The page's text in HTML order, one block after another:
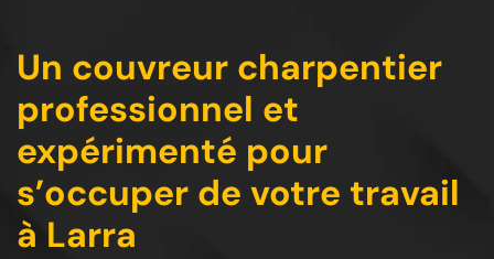
Un couvreur charpentier
professionnel et
expérimenté pour
s’occuper de votre travail
à Larra